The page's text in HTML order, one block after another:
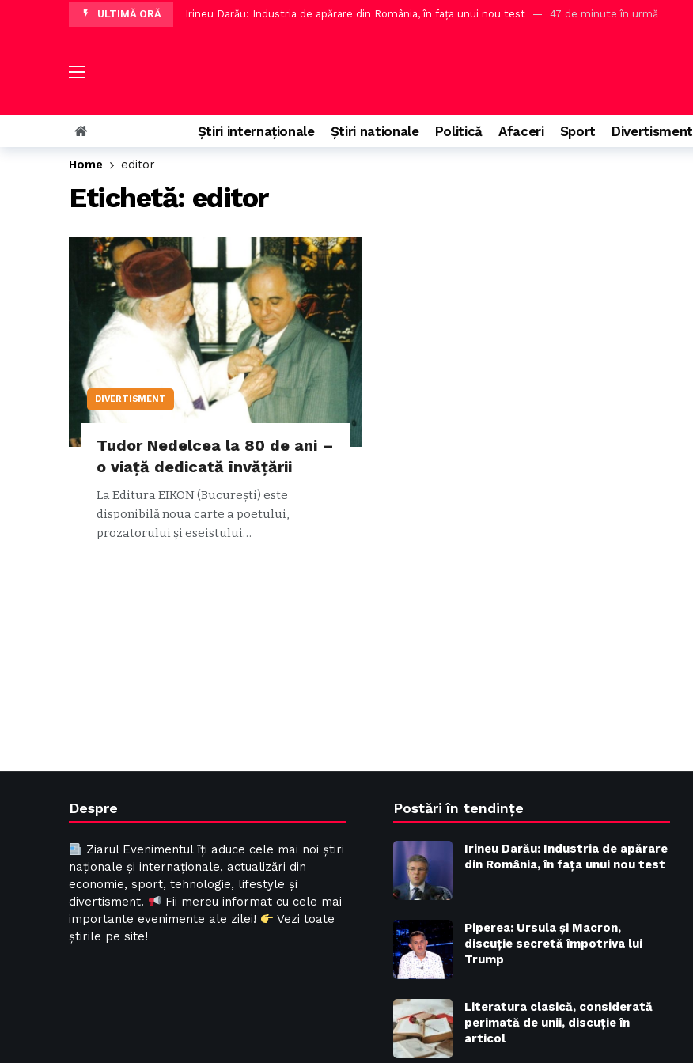
ULTIMĂ ORĂ Irineu Darău: Industria de apărare din România, în fața unui nou test 47 de minute în urmă
Nelu Varga a concediat pe Folha și a contactat antrenorul dorit în timpul meciului 3 ore în urmă
Insula dorită să devină un centru turistic după apariția în filmul lui Nolan 4 ore în urmă
Oana Țoiu a transmis aprecierea pentru reluarea exporturilor de țiței din Kazahstan
Greșeală banală acasă care poate împiedica zborul unui pasager
Știri internaționale Știri nationale Politică Afaceri Sport Divertisment
Home editor
Etichetă: editor
DIVERTISMENT
Tudor Nedelcea la 80 de ani –
o viață dedicată învățării
La Editura EIKON (București) este
disponibilă noua carte a poetului,
prozatorului și eseistului…
Despre
Ziarul Evenimentul îți aduce cele mai noi știri
naționale și internaționale, actualizări din
economie, sport, tehnologie, lifestyle și
divertisment.
Fii mereu informat cu cele mai
importante evenimente ale zilei!
Vezi toate
știrile pe site!
Postări în tendințe
Irineu Darău: Industria de apărare
din România, în fața unui nou test
Piperea: Ursula și Macron,
discuție secretă împotriva lui
Trump
Literatura clasică, considerată
perimată de unii, discuție în
articol